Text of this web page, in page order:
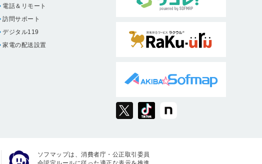
電話＆リモート
訪問サポート
デジタル119
家電の配送設置
ソフマップは、消費者庁・公正取引委員